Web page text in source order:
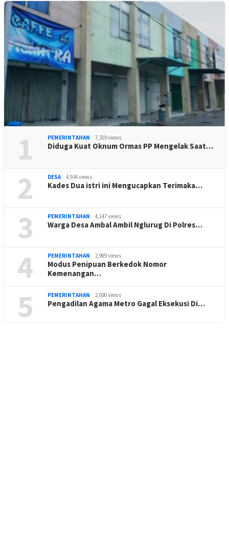
1 PEMERINTAHAN 7,319 views
Diduga Kuat Oknum Ormas PP Mengelak Saat…
2 DESA 4,934 views
Kades Dua istri ini Mengucapkan Terimaka…
3 PEMERINTAHAN 4,147 views
Warga Desa Ambal Ambil Nglurug Di Polres…
4 PEMERINTAHAN 2,989 views
Modus Penipuan Berkedok Nomor
Kemenangan…
5 PEMERINTAHAN 2,690 views
Pengadilan Agama Metro Gagal Eksekusi Di…